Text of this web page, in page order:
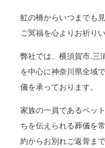
虹の橋からいつまでも
ご冥福を心よりお祈り
弊社では、横須賀市.三
を中心に神奈川県全域
儀を承っております。
家族の一員であるペッ
ちを伝えられる葬儀を
約からお別れご返骨ま